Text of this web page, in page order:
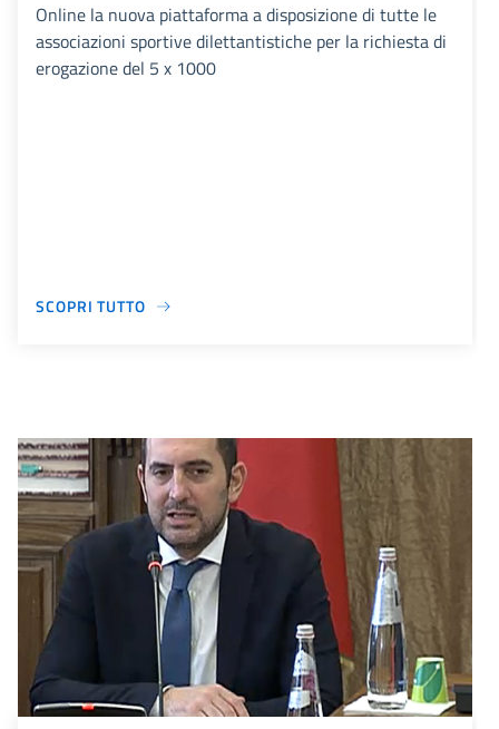
Online la nuova piattaforma a disposizione di tutte le
associazioni sportive dilettantistiche per la richiesta di
erogazione del 5 x 1000
SCOPRI TUTTO